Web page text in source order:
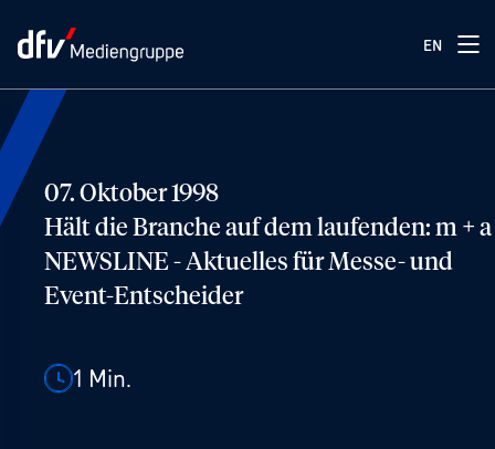
EN
07. Oktober 1998
Hält die Branche auf dem laufenden: m + a
NEWSLINE - Aktuelles für Messe- und
Event-Entscheider
1 Min.